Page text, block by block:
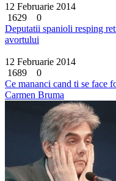
12 Februarie 2014
1629
0
Deputatii spanioli resping
avortului
12 Februarie 2014
1689
0
Ce mananci cand ti se face
Carmen Bruma